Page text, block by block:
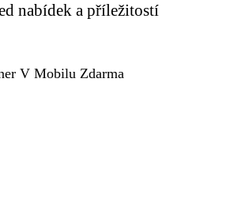
nabídek a příležitostí